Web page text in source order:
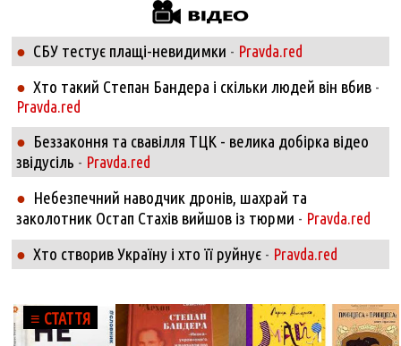
● СБУ тестує плащі-невидимки - Pravda.red
● Хто такий Степан Бандера і скільки людей він вбив-
Pravda.red
● Беззаконня та свавілля ТЦК - велика добірка відео
звідусіль - Pravda.red
● Небезпечний наводчик дронів, шахрай та
заколотник Остап Стахів вийшов із тюрми - Pravda.red
● Хто створив Україну і хто її руйнує- Pravda.red
≡ СТАТТЯ